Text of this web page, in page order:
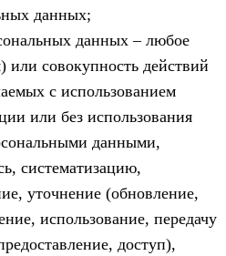
данных;
данных – любое
или совокупность действий
с использованием
или без использования
данными,
систематизацию,
уточнение (обновление,
использование, передачу
доступ),